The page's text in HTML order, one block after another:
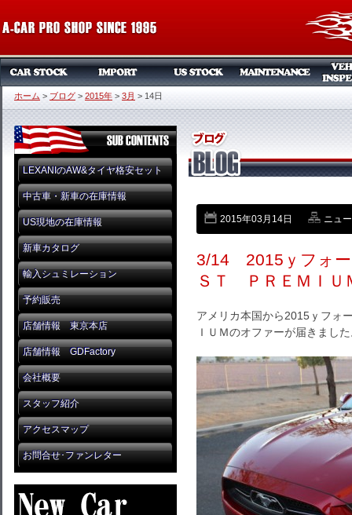
ホーム > ブログ > 2015年 > 3月 > 14日
LEXANIのAW&タイヤ格安セット
中古車・新車の在庫情報
US現地の在庫情報
新車カタログ
輸入シュミレーション
予約販売
店舗情報 東京本店
店舗情報 GDFactory
会社概要
スタッフ紹介
アクセスマップ
お問合せ･ファンレター
2015年03月14日 ニュ
3/14 2015ｙフォ
ＳＴ ＰＲＥＭＩＵ
アメリカ本国から2015ｙフ
ＩＵＭのオファーが届きまし